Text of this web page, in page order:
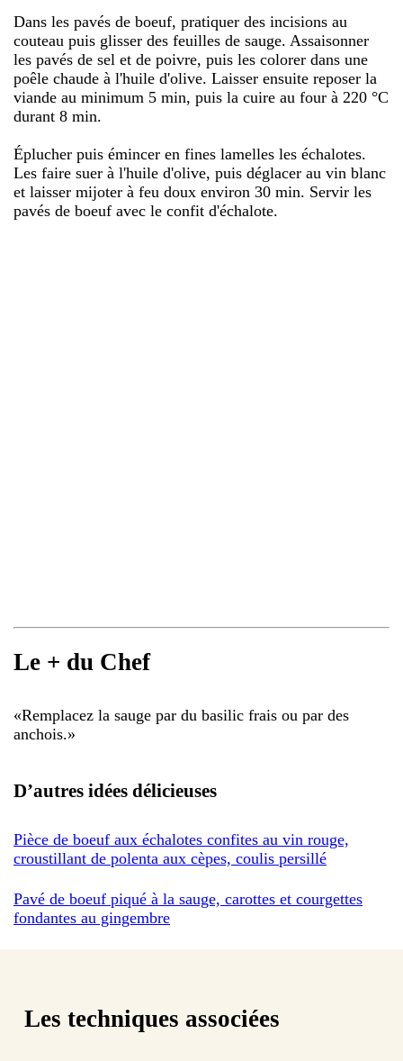
Dans les pavés de boeuf, pratiquer des incisions au
couteau puis glisser des feuilles de sauge. Assaisonner
les pavés de sel et de poivre, puis les colorer dans une
poêle chaude à l'huile d'olive. Laisser ensuite reposer la
viande au minimum 5 min, puis la cuire au four à 220 °C
durant 8 min.
Éplucher puis émincer en fines lamelles les échalotes.
Les faire suer à l'huile d'olive, puis déglacer au vin blanc
et laisser mijoter à feu doux environ 30 min. Servir les
pavés de boeuf avec le confit d'échalote.
Le + du Chef
«Remplacez la sauge par du basilic frais ou par des
anchois.»
D’autres idées délicieuses
Pièce de boeuf aux échalotes confites au vin rouge,
croustillant de polenta aux cèpes, coulis persillé
Pavé de boeuf piqué à la sauge, carottes et courgettes
fondantes au gingembre
Les techniques associées